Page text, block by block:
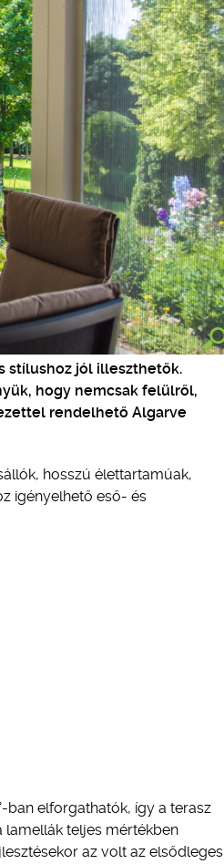
stílushoz jól illeszthetők.
hogy nemcsak felülről,
rendelhető Algarve
hosszú élettartamúak,
igényelhető eső- és
ban elforgathatók, így a terasz
lamellák teljes mértékben
az volt az elsődleges